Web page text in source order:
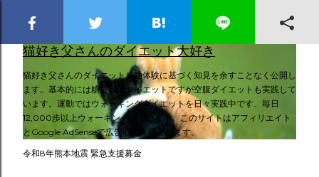
スキップしてメイン コンテンツに移動
猫好き父さんのダイエット大好き
猫好き父さんのダイエット成功体験に基づく知見を余すことなく公開し
ます。基本的には糖質制限ダイエットですが空腹ダイエットも実践して
います。運動ではウォーキングダイエットを日々実践中です、毎日
12,000歩以上ウォーキングしています。このサイトはアフィリエイト
とGoogle AdSenseで広告収入を得ています。
令和8年熊本地震 緊急支援募金